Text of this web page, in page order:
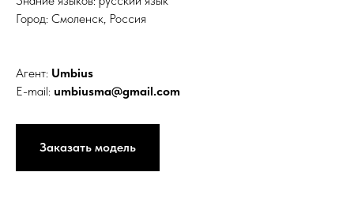
Город: Смоленск, Россия
Агент: Umbius
E-mail: umbiusma@gmail.com
Заказать модель